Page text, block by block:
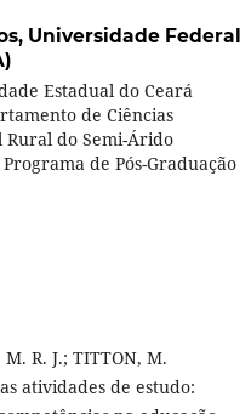
Universidade Federal
Estadual do Ceará
de Ciências
Rural do Semi-Árido
de Pós-Graduação
M. R. J.; TITTON, M.
atividades de estudo: